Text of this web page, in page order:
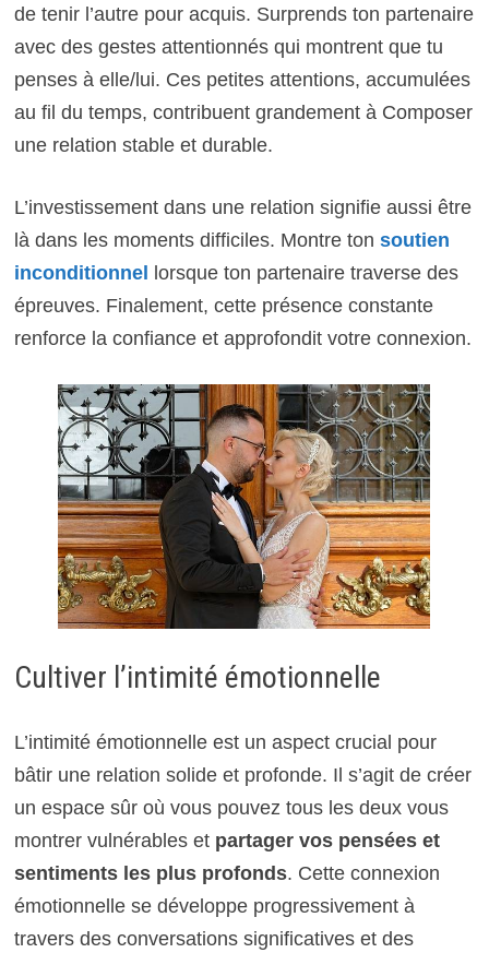
de tenir l’autre pour acquis. Surprends ton partenaire
avec des gestes attentionnés qui montrent que tu
penses à elle/lui. Ces petites attentions, accumulées
au fil du temps, contribuent grandement à Composer
une relation stable et durable.
L’investissement dans une relation signifie aussi être
là dans les moments difficiles. Montre ton soutien
inconditionnel
lorsque ton partenaire traverse des
épreuves. Finalement, cette présence constante
renforce la confiance et approfondit votre connexion.
Cultiver l’intimité émotionnelle
L’intimité émotionnelle est un aspect crucial pour
bâtir une relation solide et profonde. Il s’agit de créer
un espace sûr où vous pouvez tous les deux vous
montrer vulnérables et partager vos pensées et
sentiments les plus profonds. Cette connexion
émotionnelle se développe progressivement à
travers des conversations significatives et des